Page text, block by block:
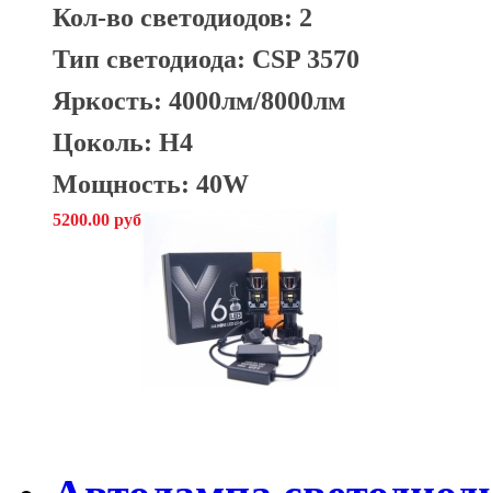
Кол-во светодиодов: 2
Тип светодиода: CSP 3570
Яркость: 4000лм/8000лм
Цоколь: H4
Мощность: 40W
5200.00 руб